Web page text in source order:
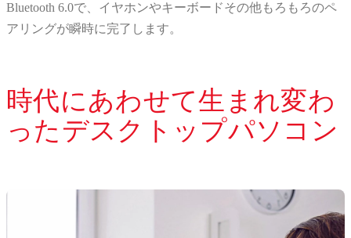
Bluetooth 6.0で、イヤホンやキーボードその他もろもろのペ
アリングが瞬時に完了します。
時代にあわせて生まれ変わ
ったデスクトップパソコン